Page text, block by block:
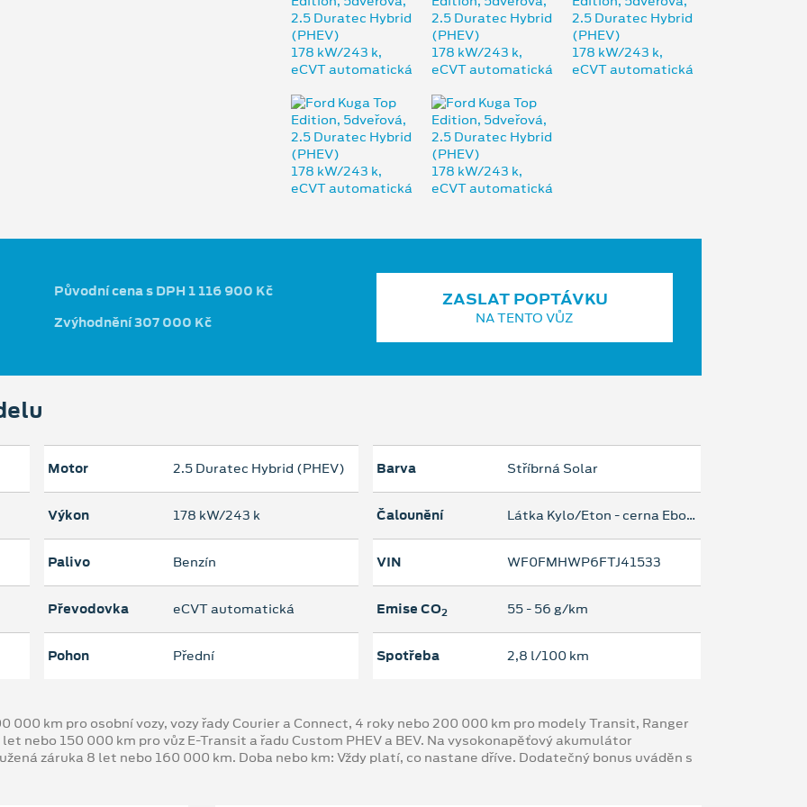
Původní cena s DPH 1 116 900 Kč
Zvýhodnění 307 000 Kč
ZASLAT POPTÁVKU
NA TENTO VŮZ
Motor 2.5 Duratec Hybrid (PHEV)
Výkon 178 kW/243 k
Palivo Benzín
Převodovka eCVT automatická
Pohon Přední
Barva Stříbrná Solar
Čalounění Látka Kylo/Eton - cerna Ebony
VIN WF0FMHWP6FTJ41533
Emise CO2 55 ‐ 56 g/km
Spotřeba 2,8 l/100 km
km pro osobní vozy, vozy řady Courier a Connect, 4 roky nebo 200 000 km pro modely Transit, Ranger
nebo 150 000 km pro vůz E-Transit a řadu Custom PHEV a BEV. Na vysokonapěťový akumulátor
záruka 8 let nebo 160 000 km. Doba nebo km: Vždy platí, co nastane dříve. Dodatečný bonus uváděn s